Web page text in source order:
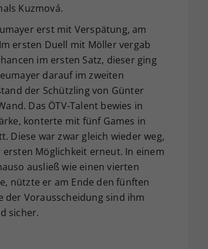
Kuzmová.
erst mit Verspätung, am
ersten Duell mit Möller vergab
im ersten Satz, dieser ging
darauf im zweiten
der Schützling von Günter
Das ÖTV-Talent bewies in
konterte mit fünf Games in
Diese war zwar gleich wieder weg,
Möglichkeit erneut. In einem
ausließ wie einen vierten
nützte er am Ende den fünften
der Vorausscheidung sind ihm
sicher.